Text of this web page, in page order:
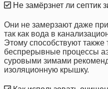
Не замёрзнет ли септик
Они не замерзают даже
так как вода в
Этому способствуют также
беспрерывные процессы
суровыми зимами
изоляционную крышку.